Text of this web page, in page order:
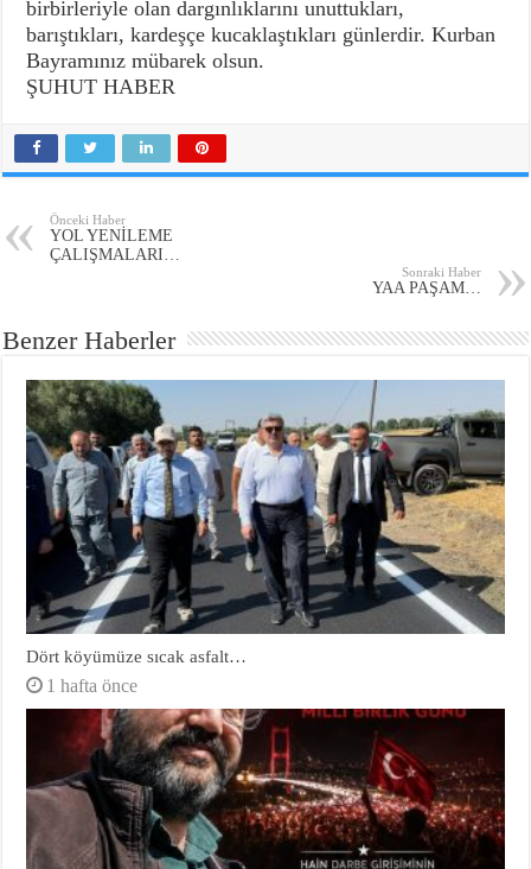
birbirleriyle olan dargınlıklarını unuttukları,
barıştıkları, kardeşçe kucaklaştıkları günlerdir. Kurban
Bayramınız mübarek olsun.
ŞUHUT HABER
Önceki Haber
YOL YENİLEME
ÇALIŞMALARI…
Sonraki Haber
YAA PAŞAM…
Benzer Haberler
Dört köyümüze sıcak asfalt…
1 hafta önce